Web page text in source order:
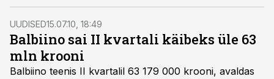
UUDISED15.07.10, 18:49
Balbiino sai II kvartali käibeks üle 63
mln krooni
Balbiino teenis II kvartalil 63 179 000 krooni, avaldas